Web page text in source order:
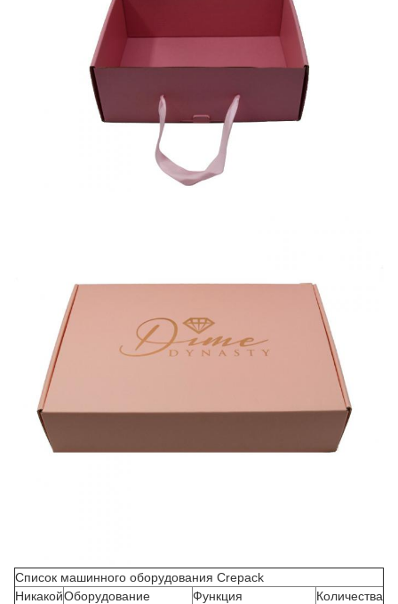
Список машинного оборудования Crepack
НикакойОборудование Функция Количества